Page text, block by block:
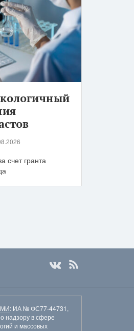
счет гранта
: ИА № ФС77-44731,
надзору в сфере
и массовых